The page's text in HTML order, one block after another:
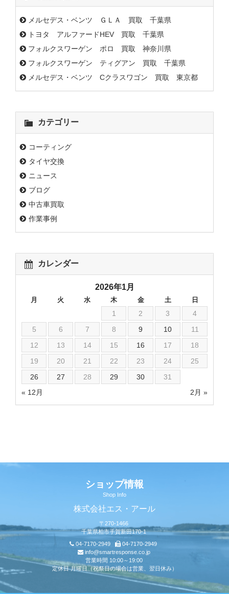
メルセデス・ベンツ ＧＬＡ 買取 千葉県
トヨタ アルファードHEV 買取 千葉県
フォルクスワーゲン ポロ 買取 神奈川県
フォルクスワーゲン ティグアン 買取 千葉県
メルセデス・ベンツ Cクラスワゴン 買取 東京都
カテゴリー
コーティング
タイヤ交換
ニュース
ブログ
中古車買取
作業事例
カレンダー
2026年1月
月 火 水 木 金 土 日
« 12月 2月 »
1 2 3
4
5
6 7 8 9 10
11
12
13 14 15 16 17
18
19
20 21 22 23 24
25
26
27 28 29 30 31
ショップ情報
Shop Info
株式会社エス・アール
〒270-1466
千葉県柏市手賀新田170-1
04-7170-2949
04-7170-2949
info@smartresponse.co.jp
営業時間 10:00～19:00
定休日 月曜日（祝祭日の場合は営業、翌日休み）